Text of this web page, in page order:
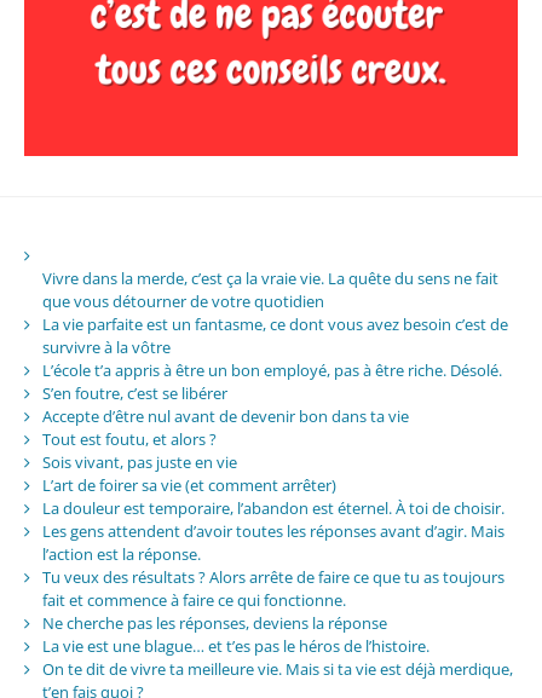
Vivre dans la merde, c’est ça la vraie vie. La quête du sens ne fait
que vous détourner de votre quotidien
La vie parfaite est un fantasme, ce dont vous avez besoin c’est de
survivre à la vôtre
L’école t’a appris à être un bon employé, pas à être riche. Désolé.
S’en foutre, c’est se libérer
Accepte d’être nul avant de devenir bon dans ta vie
Tout est foutu, et alors ?
Sois vivant, pas juste en vie
L’art de foirer sa vie (et comment arrêter)
La douleur est temporaire, l’abandon est éternel. À toi de choisir.
Les gens attendent d’avoir toutes les réponses avant d’agir. Mais
l’action est la réponse.
Tu veux des résultats ? Alors arrête de faire ce que tu as toujours
fait et commence à faire ce qui fonctionne.
Ne cherche pas les réponses, deviens la réponse
La vie est une blague… et t’es pas le héros de l’histoire.
On te dit de vivre ta meilleure vie. Mais si ta vie est déjà merdique,
t’en fais quoi ?